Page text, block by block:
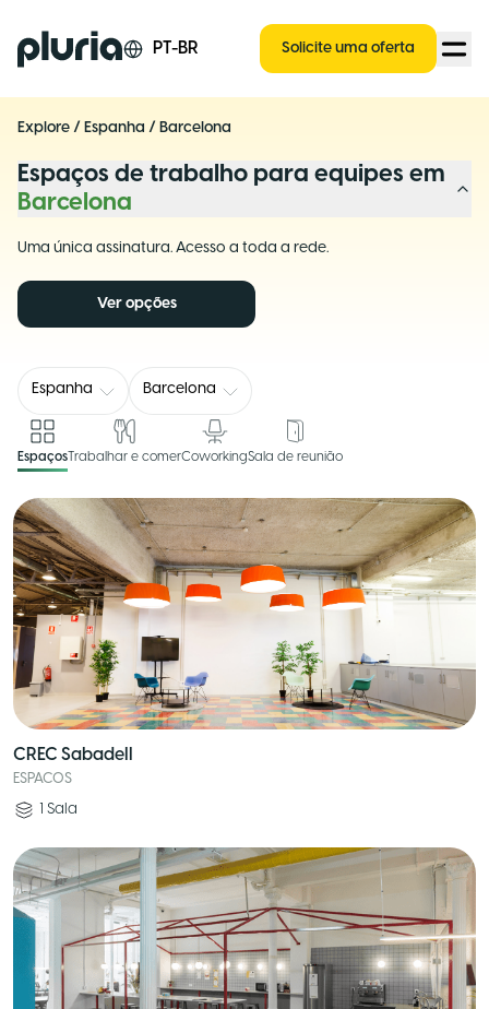
Logo Pluria PT-BR Solicite uma oferta
Explore / Espanha / Barcelona
Espaços de trabalho para equipes em
Barcelona
Uma única assinatura. Acesso a toda a rede.
Ver opções
Espanha Barcelona
EspaçosTrabalhar e comerCoworkingSala de reunião
CREC Sabadell
ESPACOS
1 Sala